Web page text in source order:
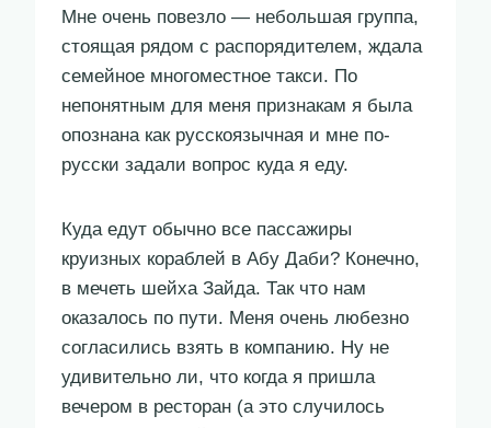
Мне очень повезло — небольшая группа,
стоящая рядом с распорядителем, ждала
семейное многоместное такси. По
непонятным для меня признакам я была
опознана как русскоязычная и мне по-
русски задали вопрос куда я еду.
Куда едут обычно все пассажиры
круизных кораблей в Абу Даби? Конечно,
в мечеть шейха Зайда. Так что нам
оказалось по пути. Меня очень любезно
согласились взять в компанию. Ну не
удивительно ли, что когда я пришла
вечером в ресторан (а это случилось